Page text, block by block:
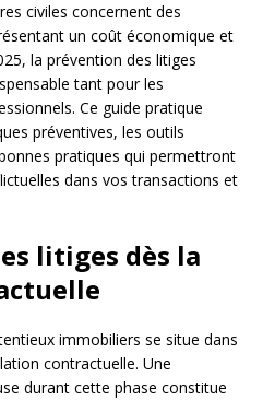
civiles concernent des
un coût économique et
la prévention des litiges
tant pour les
Ce guide pratique
préventives, les outils
pratiques qui permettront
dans vos transactions et
litiges dès la
immobiliers se situe dans
contractuelle. Une
durant cette phase constitue